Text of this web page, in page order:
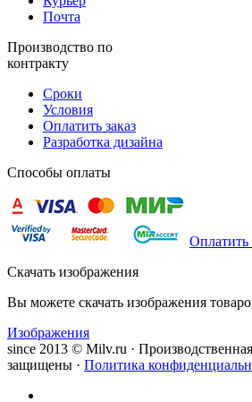
Почта
Производство по
контракту
Сроки
Условия
Оплатить заказ
Разработка дизайна
Способы оплаты
Оплатить
Скачать изображения
Вы можете скачать изображения
Изображения
since 2013 © Milv.ru ·
защищены · Политика